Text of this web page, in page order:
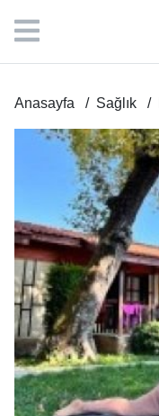
Anasayfa Sağlık